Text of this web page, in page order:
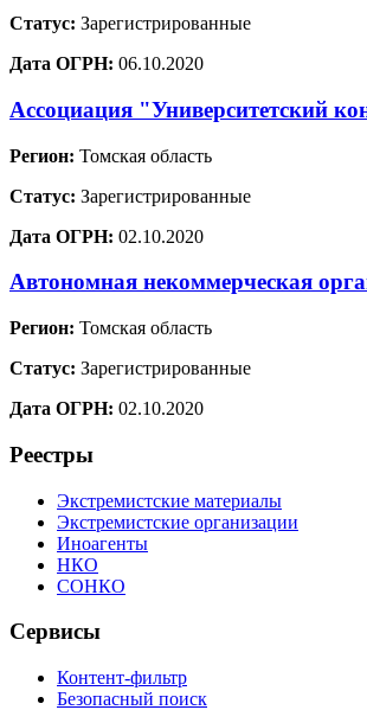
Статус: Зарегистрированные
Дата ОГРН: 06.10.2020
Ассоциация "Университетский
Регион: Томская область
Статус: Зарегистрированные
Дата ОГРН: 02.10.2020
Автономная некоммерческая
Регион: Томская область
Статус: Зарегистрированные
Дата ОГРН: 02.10.2020
Реестры
Экстремистские материалы
Экстремистские организации
Иноагенты
НКО
СОНКО
Сервисы
Контент-фильтр
Безопасный поиск